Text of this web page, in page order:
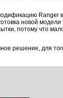
Ranger
новой
потому что
решение, для